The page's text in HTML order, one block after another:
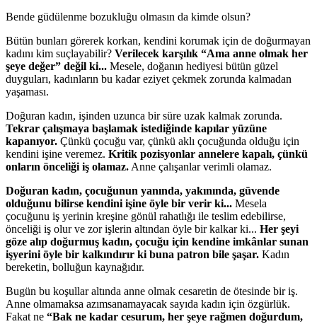
Bende güdülenme bozukluğu olmasın da kimde olsun?
Bütün bunları görerek korkan, kendini korumak için de doğurmayan
kadını kim suçlayabilir? Verilecek karşılık “Ama anne olmak her
şeye değer” değil ki... Mesele, doğanın hediyesi bütün güzel
duyguları, kadınların bu kadar eziyet çekmek zorunda kalmadan
yaşaması.
Doğuran kadın, işinden uzunca bir süre uzak kalmak zorunda.
Tekrar çalışmaya başlamak istediğinde kapılar yüzüne
kapanıyor. Çünkü çocuğu var, çünkü aklı çocuğunda olduğu için
kendini işine veremez. Kritik pozisyonlar annelere kapalı, çünkü
onların önceliği iş olamaz. Anne çalışanlar verimli olamaz.
Doğuran kadın, çocuğunun yanında, yakınında, güvende
olduğunu bilirse kendini işine öyle bir verir ki... Mesela
çocuğunu iş yerinin kreşine gönül rahatlığı ile teslim edebilirse,
önceliği iş olur ve zor işlerin altından öyle bir kalkar ki... Her şeyi
göze alıp doğurmuş kadın, çocuğu için kendine imkânlar sunan
işyerini öyle bir kalkındırır ki buna patron bile şaşar. Kadın
bereketin, bolluğun kaynağıdır.
Bugün bu koşullar altında anne olmak cesaretin de ötesinde bir iş.
Anne olmamaksa azımsanamayacak sayıda kadın için özgürlük.
Fakat ne “Bak ne kadar cesurum, her şeye rağmen doğurdum,